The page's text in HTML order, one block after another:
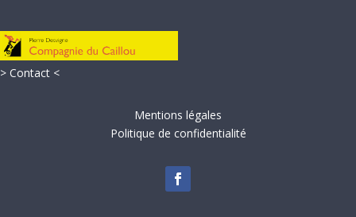
> Contact <
Mentions légales
Politique de confidentialité